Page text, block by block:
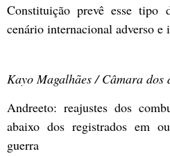
Constituição prevê esse tipo
cenário internacional adverso
Kayo Magalhães / Câmara dos
Andreeto: reajustes dos
abaixo dos registrados em
guerra